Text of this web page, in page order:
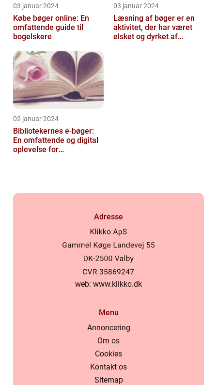
03 januar 2024
Købe bøger online: En
omfattende guide til
bogelskere
03 januar 2024
Læsning af bøger er en
aktivitet, der har været
elsket og dyrket af
02 januar 2024
Bibliotekernes e-bøger:
En omfattende og digital
oplevelse for
Adresse
web: www.klikko.dk
Menu
Annoncering
Om os
Cookies
Kontakt os
Sitemap